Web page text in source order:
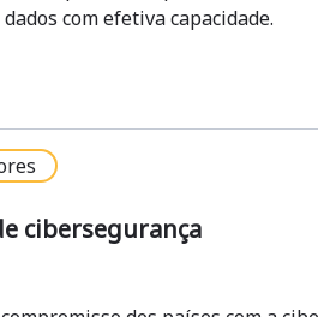
com efetiva capacidade.
cibersegurança